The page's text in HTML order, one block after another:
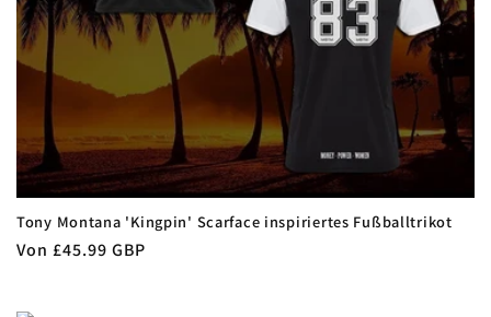
Tony Montana 'Kingpin' Scarface inspiriertes Fußballtrikot
Normaler
Von £45.99 GBP